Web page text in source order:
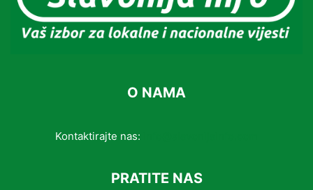
O NAMA
Kontaktirajte nas:
PRATITE NAS